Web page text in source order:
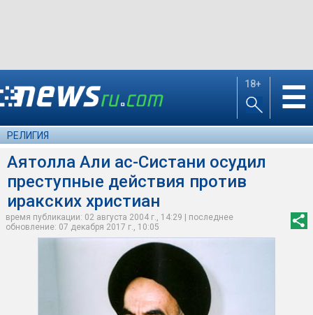
18+ ☰
РЕЛИГИЯ
Аятолла Али ас-Систани осудил
преступные действия против
иракских христиан
время публикации: 02 августа 2004 г., 14:29 | последнее
обновление: 07 декабря 2017 г., 10:05